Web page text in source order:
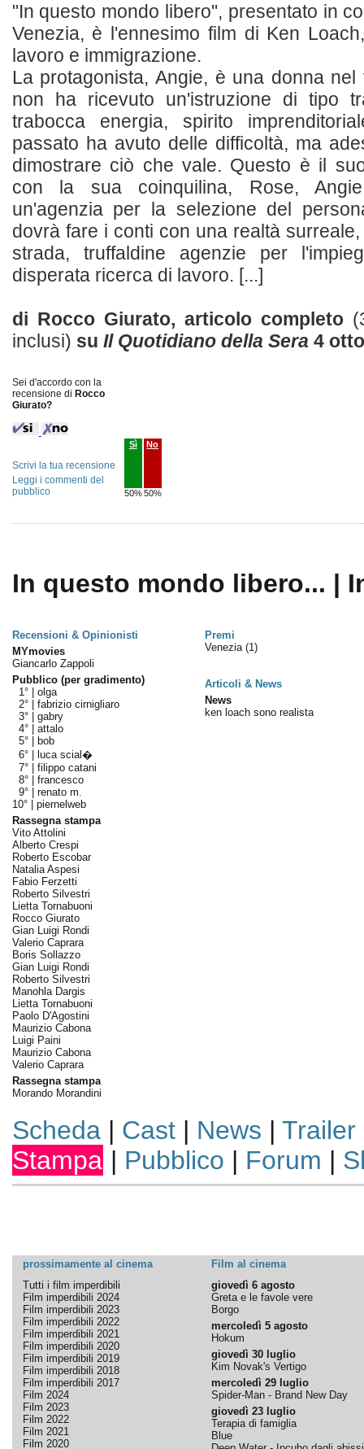
"In questo mondo libero", presentato in
Venezia, è l'ennesimo film di Ken
lavoro e immigrazione.
La protagonista, Angie, è una donna
non ha ricevuto un'istruzione di tipo
trabocca energia, spirito
passato ha avuto delle difficoltà, ma
dimostrare ciò che vale. Questo è il
con la sua coinquilina, Rose,
un'agenzia per la selezione del
dovrà fare i conti con una realtà
strada, truffaldine agenzie per
disperata ricerca di lavoro. [...]
di Rocco Giurato, articolo completo
inclusi) su Il Quotidiano della Sera 4
Sei d'accordo con la
recensione di Rocco
Giurato?
Sì
50%
No
50%
Scrivi la tua recensione
Leggi i commenti del
pubblico
In questo mondo libero... |
Recensioni & Opinionisti
Premi
MYmovies
Giancarlo Zappoli
Pubblico (per gradimento)
1° | olga
2° | fabrizio cirnigliaro
3° | gabry
4° | attalo
5° |
bob
6° |
luca scial�
7° | filippo catani
8° | francesco
9° | renato m.
10° | piernelweb
Rassegna stampa
Vito Attolini
Alberto Crespi
Roberto Escobar
Natalia Aspesi
Fabio Ferzetti
Roberto Silvestri
Lietta Tornabuoni
Rocco Giurato
Gian Luigi Rondi
Valerio Caprara
Boris Sollazzo
Gian Luigi Rondi
Roberto Silvestri
Manohla Dargis
Lietta Tornabuoni
Paolo D'Agostini
Maurizio Cabona
Luigi Paini
Maurizio Cabona
Valerio Caprara
Rassegna stampa
Morando Morandini
Venezia (1)
Articoli & News
News
ken loach sono realista
Scheda| Cast| News | Trailer
Stampa | Pubblico | Forum |
prossimamente al cinema
Film al cinema
Tutti i film imperdibili
Film imperdibili 2024
Film imperdibili 2023
Film imperdibili 2022
Film imperdibili 2021
Film imperdibili 2020
Film imperdibili 2019
Film imperdibili 2018
Film imperdibili 2017
Film 2024
Film 2023
Film 2022
Film 2021
Film 2020
giovedì 6 agosto
Greta e le favole vere
Borgo
mercoledì 5 agosto
Hokum
giovedì 30 luglio
Kim Novak's Vertigo
mercoledì 29 luglio
Spider-Man - Brand New Day
giovedì 23 luglio
Terapia di famiglia
Blue